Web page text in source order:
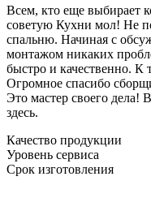
Всем, кто еще выбирает
советую Кухни мол! Не
спальню. Начиная с
монтажом никаких
быстро и качественно. К
Огромное спасибо
Это мастер своего дела!
здесь.
Качество продукции
Уровень сервиса
Срок изготовления